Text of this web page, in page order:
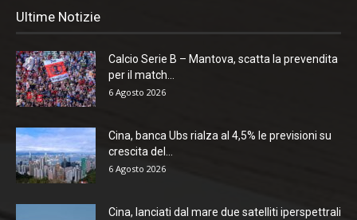
Ultime Notizie
Calcio Serie B – Mantova, scatta la prevendita
per il match...
6 Agosto 2026
Cina, banca Ubs rialza al 4,5% le previsioni su
crescita del...
6 Agosto 2026
Cina, lanciati dal mare due satelliti iperspettrali